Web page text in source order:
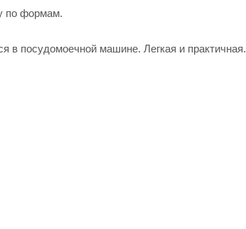
по формам.
в посудомоечной машине. Легкая и практичная.